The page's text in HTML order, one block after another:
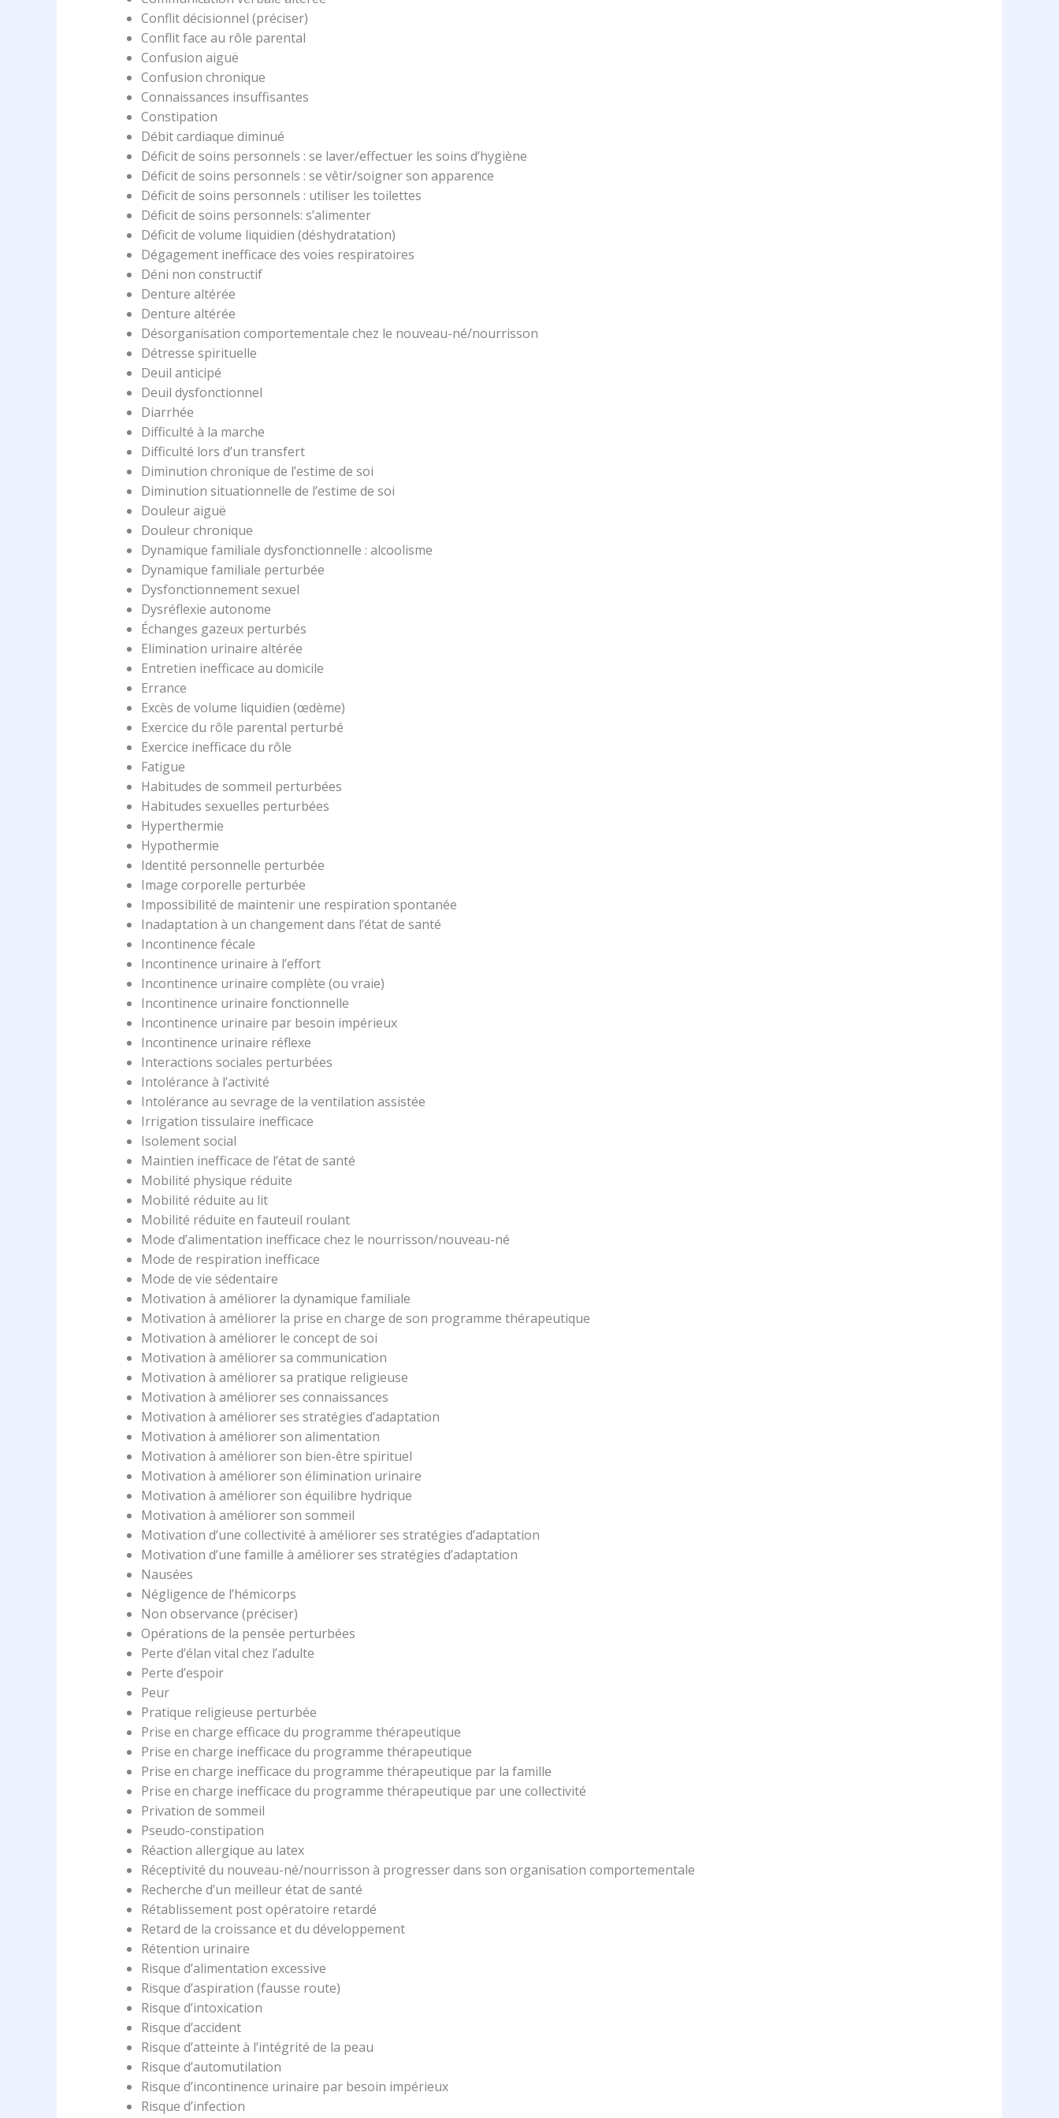
Conflit décisionnel (préciser)
Conflit face au rôle parental
Confusion aiguë
Confusion chronique
Connaissances insuffisantes
Constipation
Débit cardiaque diminué
Déficit de soins personnels : se laver/effectuer les soins d’hygiène
Déficit de soins personnels : se vêtir/soigner son apparence
Déficit de soins personnels : utiliser les toilettes
Déficit de soins personnels: s’alimenter
Déficit de volume liquidien (déshydratation)
Dégagement inefficace des voies respiratoires
Déni non constructif
Denture altérée
Denture altérée
Désorganisation comportementale chez le nouveau-né/nourrisson
Détresse spirituelle
Deuil anticipé
Deuil dysfonctionnel
Diarrhée
Difficulté à la marche
Difficulté lors d’un transfert
Diminution chronique de l’estime de soi
Diminution situationnelle de l’estime de soi
Douleur aiguë
Douleur chronique
Dynamique familiale dysfonctionnelle : alcoolisme
Dynamique familiale perturbée
Dysfonctionnement sexuel
Dysréflexie autonome
Échanges gazeux perturbés
Elimination urinaire altérée
Entretien inefficace au domicile
Errance
Excès de volume liquidien (œdème)
Exercice du rôle parental perturbé
Exercice inefficace du rôle
Fatigue
Habitudes de sommeil perturbées
Habitudes sexuelles perturbées
Hyperthermie
Hypothermie
Identité personnelle perturbée
Image corporelle perturbée
Impossibilité de maintenir une respiration spontanée
Inadaptation à un changement dans l’état de santé
Incontinence fécale
Incontinence urinaire à l’effort
Incontinence urinaire complète (ou vraie)
Incontinence urinaire fonctionnelle
Incontinence urinaire par besoin impérieux
Incontinence urinaire réflexe
Interactions sociales perturbées
Intolérance à l’activité
Intolérance au sevrage de la ventilation assistée
Irrigation tissulaire inefficace
Isolement social
Maintien inefficace de l’état de santé
Mobilité physique réduite
Mobilité réduite au lit
Mobilité réduite en fauteuil roulant
Mode d’alimentation inefficace chez le nourrisson/nouveau-né
Mode de respiration inefficace
Mode de vie sédentaire
Motivation à améliorer la dynamique familiale
Motivation à améliorer la prise en charge de son programme thérapeutique
Motivation à améliorer le concept de soi
Motivation à améliorer sa communication
Motivation à améliorer sa pratique religieuse
Motivation à améliorer ses connaissances
Motivation à améliorer ses stratégies d’adaptation
Motivation à améliorer son alimentation
Motivation à améliorer son bien-être spirituel
Motivation à améliorer son élimination urinaire
Motivation à améliorer son équilibre hydrique
Motivation à améliorer son sommeil
Motivation d’une collectivité à améliorer ses stratégies d’adaptation
Motivation d’une famille à améliorer ses stratégies d’adaptation
Nausées
Négligence de l’hémicorps
Non observance (préciser)
Opérations de la pensée perturbées
Perte d’élan vital chez l’adulte
Perte d’espoir
Peur
Pratique religieuse perturbée
Prise en charge efficace du programme thérapeutique
Prise en charge inefficace du programme thérapeutique
Prise en charge inefficace du programme thérapeutique par la famille
Prise en charge inefficace du programme thérapeutique par une collectivité
Privation de sommeil
Pseudo-constipation
Réaction allergique au latex
Réceptivité du nouveau-né/nourrisson à progresser dans son organisation comportementale
Recherche d’un meilleur état de santé
Rétablissement post opératoire retardé
Retard de la croissance et du développement
Rétention urinaire
Risque d’alimentation excessive
Risque d’aspiration (fausse route)
Risque d’intoxication
Risque d’accident
Risque d’atteinte à l’intégrité de la peau
Risque d’automutilation
Risque d’incontinence urinaire par besoin impérieux
Risque d’infection